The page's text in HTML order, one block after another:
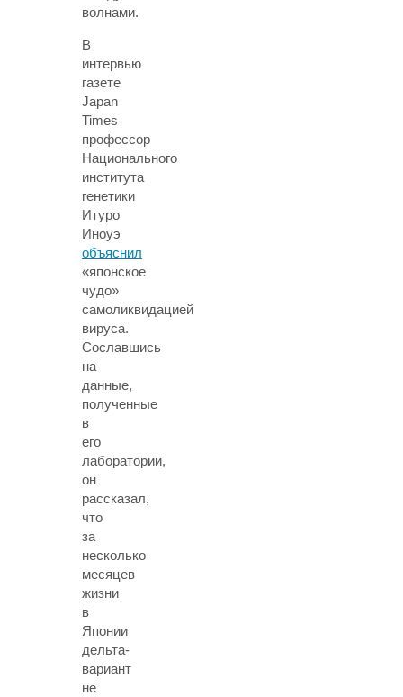
волнами.
В
интервью
газете
Japan
Times
профессор
Национального
института
генетики
Итуро
Иноуэ
объяснил
«японское
чудо»
самоликвидацией
вируса.
Сославшись
на
данные,
полученные
в
его
лаборатории,
он
рассказал,
что
за
несколько
месяцев
жизни
в
Японии
дельта-
вариант
не